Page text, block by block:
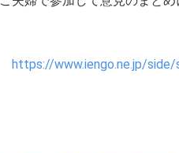
https://www.iengo.ne.jp/